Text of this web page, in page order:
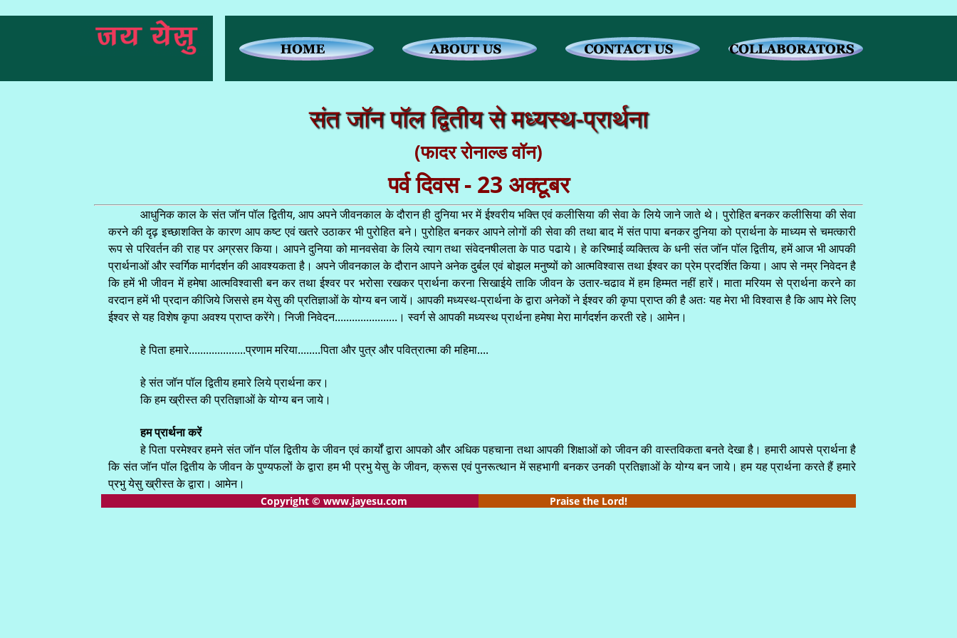
संत जॉन पॉल द्वितीय से मध्यस्थ-प्रार्थना
(फादर रोनाल्ड वॉन)
पर्व दिवस - 23 अक्टूबर
आधुनिक काल के संत जॉन पॉल द्वितीय, आप अपने जीवनकाल के दौरान ही दुनिया भर में ईश्वरीय भक्ति एवं कलीसिया की सेवा के लिये जाने जाते थे। पुरोहित बनकर कलीसिया की सेवा
करने की दृढ़ इच्छाशक्ति के कारण आप कष्ट एवं खतरे उठाकर भी पुरोहित बने। पुरोहित बनकर आपने लोगों की सेवा की तथा बाद में संत पापा बनकर दुनिया को प्रार्थना के माध्यम से चमत्कारी
रूप से परिवर्तन की राह पर अग्रसर किया। आपने दुनिया को मानवसेवा के लिये त्याग तथा संवेदनषीलता के पाठ पढाये। हे करिष्माई व्यक्तित्व के धनी संत जॉन पॉल द्वितीय, हमें आज भी आपकी
प्रार्थनाओं और स्वर्गिक मार्गदर्शन की आवश्यकता है। अपने जीवनकाल के दौरान आपने अनेक दुर्बल एवं बोझल मनुष्यों को आत्मविश्वास तथा ईश्वर का प्रेम प्रदर्शित किया। आप से नम्र निवेदन है
कि हमें भी जीवन में हमेषा आत्मविश्वासी बन कर तथा ईश्वर पर भरोसा रखकर प्रार्थना करना सिखाईये ताकि जीवन के उतार-चढाव में हम हिम्मत नहीं हारें। माता मरियम से प्रार्थना करने का
वरदान हमें भी प्रदान कीजिये जिससे हम येसु की प्रतिज्ञाओं के योग्य बन जायें। आपकी मध्यस्थ-प्रार्थना के द्वारा अनेकों ने ईश्वर की कृपा प्राप्त की है अतः यह मेरा भी विश्वास है कि आप मेरे लिए
ईश्वर से यह विशेष कृपा अवश्य प्राप्त करेंगे। निजी निवेदन......................। स्वर्ग से आपकी मध्यस्थ प्रार्थना हमेषा मेरा मार्गदर्शन करती रहे। आमेन।
हे पिता हमारे....................प्रणाम मरिया........पिता और पुत्र और पवित्रात्मा की महिमा....
हे संत जॉन पॉल द्वितीय हमारे लिये प्रार्थना कर।
कि हम ख्रीस्त की प्रतिज्ञाओं के योग्य बन जाये।
हम प्रार्थना करें
हे पिता परमेश्वर हमने संत जॉन पॉल द्वितीय के जीवन एवं कार्यों द्वारा आपको और अधिक पहचाना तथा आपकी शिक्षाओं को जीवन की वास्तविकता बनते देखा है। हमारी आपसे प्रार्थना है
कि संत जॉन पॉल द्वितीय के जीवन के पुण्यफलों के द्वारा हम भी प्रभु येसु के जीवन, क्रूस एवं पुनरूत्थान में सहभागी बनकर उनकी प्रतिज्ञाओं के योग्य बन जाये। हम यह प्रार्थना करते हैं हमारे
प्रभु येसु ख्रीस्त के द्वारा। आमेन।
Copyright © www.jayesu.com Praise the Lord!